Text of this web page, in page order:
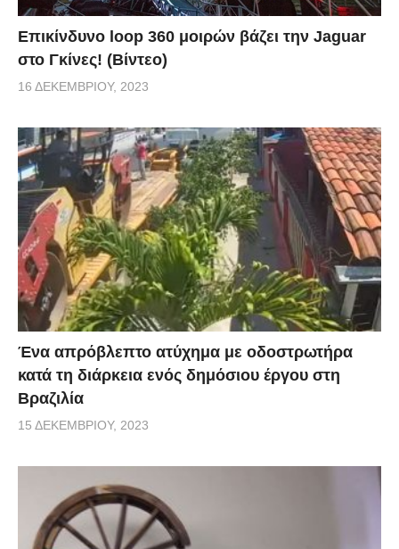
Επικίνδυνο loop 360 μοιρών βάζει την Jaguar
στο Γκίνες! (Βίντεο)
16 ΔΕΚΕΜΒΡΊΟΥ, 2023
Ένα απρόβλεπτο ατύχημα με οδοστρωτήρα
κατά τη διάρκεια ενός δημόσιου έργου στη
Βραζιλία
15 ΔΕΚΕΜΒΡΊΟΥ, 2023